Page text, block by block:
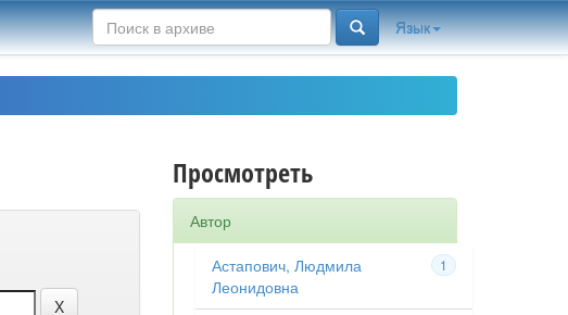
Язык
Просмотреть
Автор
1
Астапович, Людмила
Леонидовна